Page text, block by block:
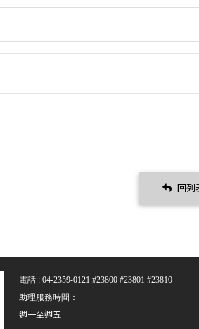
回列
電話 : 04-2359-0121 #23800 #23801 #23810
助理服務時間：
週一至週五